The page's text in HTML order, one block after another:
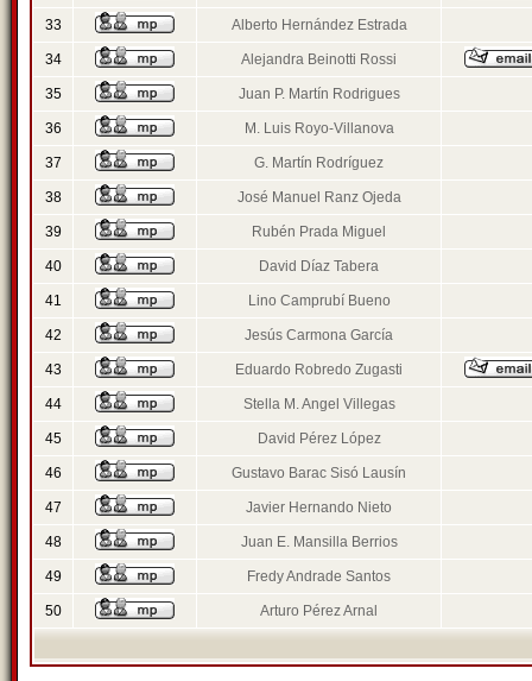
33 Alberto Hernández Estrada
34 Alejandra Beinotti Rossi
35 Juan P. Martín Rodrigues
36 M. Luis Royo-Villanova
37 G. Martín Rodríguez
38 José Manuel Ranz Ojeda
39 Rubén Prada Miguel
40 David Díaz Tabera
41 Lino Camprubí Bueno
42 Jesús Carmona García
43 Eduardo Robredo Zugasti
44 Stella M. Angel Villegas
45 David Pérez López
46 Gustavo Barac Sisó Lausín
47 Javier Hernando Nieto
48 Juan E. Mansilla Berrios
49 Fredy Andrade Santos
50 Arturo Pérez Arnal